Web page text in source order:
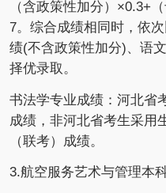
（含政策性加分）×0.3+
7。综合成绩相同时，依
绩(不含政策性加分)、语
择优录取。
书法学专业成绩：河北省
成绩，非河北省考生采用
（联考）成绩。
3.航空服务艺术与管理本